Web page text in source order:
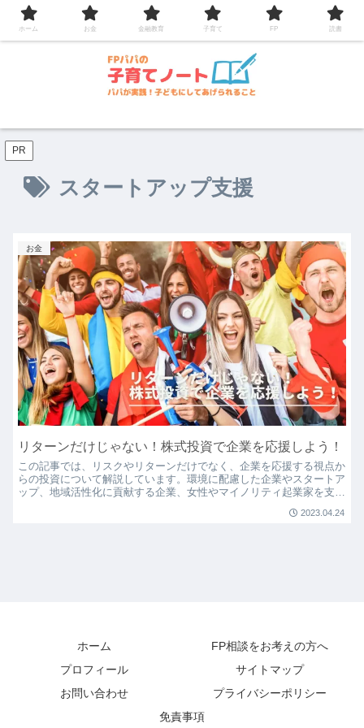
コンテンツへスキップ
PR
スタートアップ支援
お金
リターンだけじゃない！株式投資で企業を応援しよう！
この記事では、リスクやリターンだけでなく、企業を応援する視点か
らの投資について解説しています。環境に配慮した企業やスタートア
ップ、地域活性化に貢献する企業、女性やマイノリティ起業家を支援
た、テーマ株に投資する際の注意点も紹介しています。企業を応援し
2023.04.24
ホーム
FP相談をお考えの方へ
プロフィール
サイトマップ
お問い合わせ
プライバシーポリシー
免責事項
ホーム お金 金融教育 子育て FP 読書